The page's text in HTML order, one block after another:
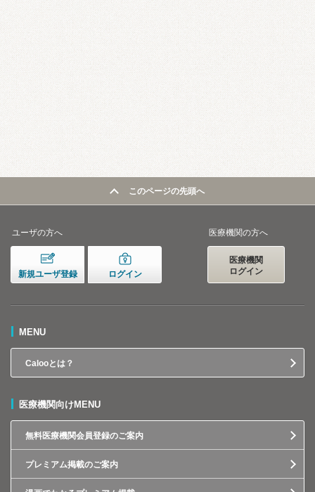
このページの先頭へ
ユーザの方へ
新規ユーザ登録 ログイン
医療機関の方へ
医療機関
ログイン
MENU
Calooとは？
医療機関向けMENU
無料医療機関会員登録のご案内
プレミアム掲載のご案内